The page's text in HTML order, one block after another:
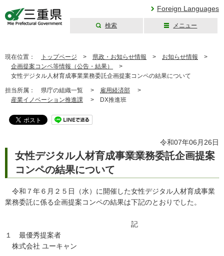
Foreign Languages
検索 メニュー
現在位置： トップページ > 県政・お知らせ情報 > お知らせ情報 >
企画提案コンペ等情報（公告・結果）
>
女性デジタル人材育成事業業務委託企画提案コンペの結果について
担当所属： 県庁の組織一覧 > 雇用経済部 >
産業イノベーション推進課 > DX推進班
令和07年06月26日
女性デジタル人材育成事業業務委託企画提案
コンペの結果について
令和７年６月２５日（水）に開催した女性デジタル人材育成事業
業務委託に係る企画提案コンペの結果は下記のとおりでした。
記
１ 最優秀提案者
株式会社 ユーキャン